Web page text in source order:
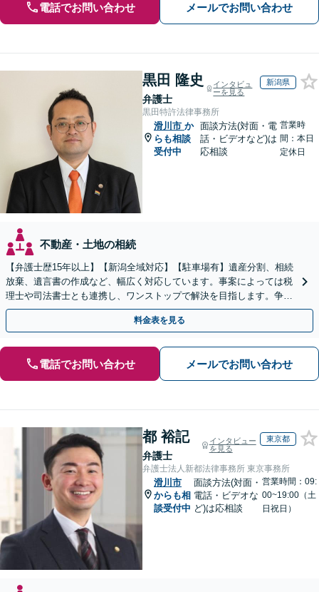
電話でお問い合わせ メールでお問い合わせ
黒田 隆史
弁護士
インタビュ
ーを見る
新潟県
黒田特許法律事務所
滑川市 か
らも相談
受付中
面談方法(対面・電
話・ビデオなど)は
応相談
営業時
間：本日
定休日
不動産・土地の相続
【弁護士歴15年以上】【新潟全域対応】【駐車場有】遺産分割、相続
放棄、遺言書の作成など、幅広く対応しています。事案によっては税
理士や司法書士とも連携し、ワンストップで解決を目指します。争い
を防ぐためにもぜひご相談ください。【分割払い可】
料金表を見る
電話でお問い合わせ メールでお問い合わせ
都 裕記
弁護士
インタビュー
を見る
東京都
弁護士法人新都法律事務所 東京事務所
滑川市
からも相
談受付中
面談方法(対面・
電話・ビデオな
ど)は応相談
営業時間：09:
00~19:00（土
日祝日）